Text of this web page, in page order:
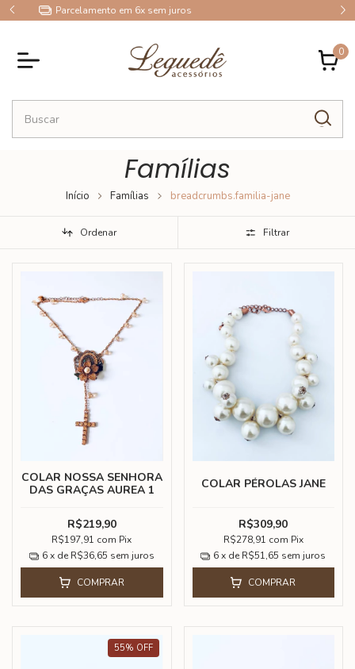
10% OFF no Pix
0
Famílias
Início Famílias breadcrumbs.familia-jane
Ordenar Filtrar
COLAR NOSSA SENHORA
DAS GRAÇAS AUREA 1
R$219,90
R$197,91 com Pix
6 x de R$36,65 sem juros
COMPRAR
COLAR PÉROLAS JANE
R$309,90
R$278,91 com Pix
6 x de R$51,65 sem juros
COMPRAR
55% OFF